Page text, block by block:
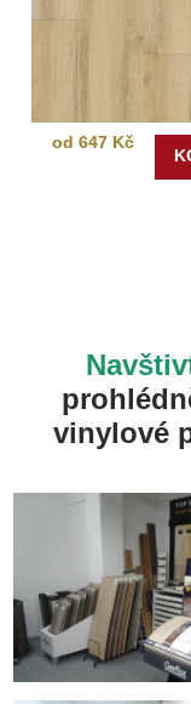
od 647 Kč
vinylové